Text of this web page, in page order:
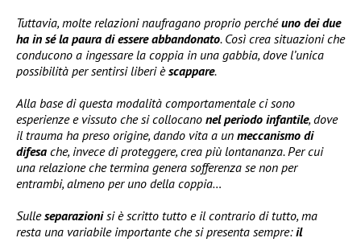
Tuttavia, molte relazioni naufragano proprio perchéuno dei due
ha in sé la paura di essere abbandonato. Così crea situazioni che
conducono a ingessare la coppia in una gabbia, dove l’unica
possibilità per sentirsi liberi èscappare.
Alla base di questa modalità comportamentale ci sono
esperienze e vissuto che si collocano nel periodo infantile, dove
il trauma ha preso origine, dando vita a un meccanismo di
difesa che, invece di proteggere, crea più lontananza. Per cui
una relazione che termina genera sofferenza se non per
entrambi, almeno per uno della coppia…
Sulleseparazionisi è scritto tutto e il contrario di tutto, ma
resta una variabile importante che si presenta sempre:il